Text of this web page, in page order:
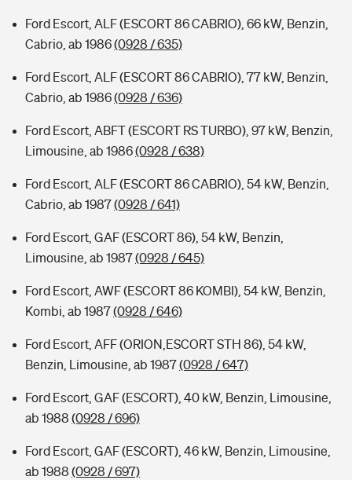
Ford Escort, ALF (ESCORT 86 CABRIO), 66 kW, Benzin,
Cabrio, ab 1986(0928 / 635)
Ford Escort, ALF (ESCORT 86 CABRIO), 77 kW, Benzin,
Cabrio, ab 1986(0928 / 636)
Ford Escort, ABFT (ESCORT RS TURBO), 97 kW, Benzin,
Limousine, ab 1986(0928 / 638)
Ford Escort, ALF (ESCORT 86 CABRIO), 54 kW, Benzin,
Cabrio, ab 1987(0928 / 641)
Ford Escort, GAF (ESCORT 86), 54 kW, Benzin,
Limousine, ab 1987(0928 / 645)
Ford Escort, AWF (ESCORT 86 KOMBI), 54 kW, Benzin,
Kombi, ab 1987(0928 / 646)
Ford Escort, AFF (ORION,ESCORT STH 86), 54 kW,
Benzin, Limousine, ab 1987(0928 / 647)
Ford Escort, GAF (ESCORT), 40 kW, Benzin, Limousine,
ab 1988 (0928 / 696)
Ford Escort, GAF (ESCORT), 46 kW, Benzin, Limousine,
ab 1988 (0928 / 697)